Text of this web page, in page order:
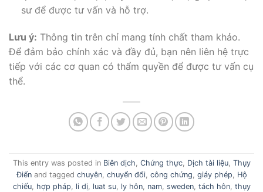
sư để được tư vấn và hỗ trợ.
Lưu ý: Thông tin trên chỉ mang tính chất tham khảo.
Để đảm bảo chính xác và đầy đủ, bạn nên liên hệ trực
tiếp với các cơ quan có thẩm quyền để được tư vấn cụ
thể.
This entry was posted in Biên dịch, Chứng thực, Dịch tài liệu, Thụy
Điểnand tagged chuyên, chuyển đổi, công chứng, giáy phép, Hộ
chiếu, hợp pháp, li dị, luat su, ly hôn, nam, sweden, tách hôn, thụy